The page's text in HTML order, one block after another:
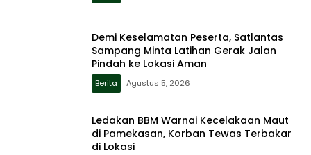
Demi Keselamatan Peserta, Satlantas
Sampang Minta Latihan Gerak Jalan
Pindah ke Lokasi Aman
Berita Agustus 5, 2026
Ledakan BBM Warnai Kecelakaan Maut
di Pamekasan, Korban Tewas Terbakar
di Lokasi